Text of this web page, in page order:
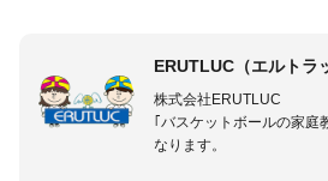
ERUTLUC（エルトラ
株式会社ERUTLUC
｢バスケットボールの家庭
なります。